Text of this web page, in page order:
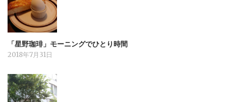
「星野珈琲」モーニングでひとり時間
2018年7月31日